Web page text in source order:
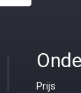
Prijs